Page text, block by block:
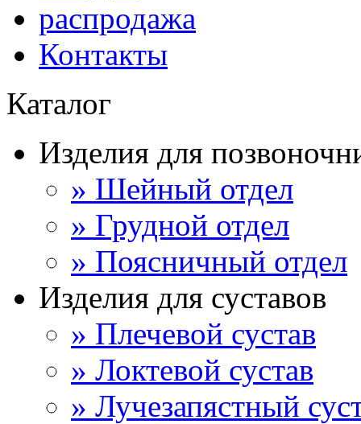
распродажа
Контакты
Каталог
Изделия для
» Шейный отдел
» Грудной отдел
» Поясничный отдел
Изделия для суставов
» Плечевой сустав
» Локтевой сустав
» Лучезапястный